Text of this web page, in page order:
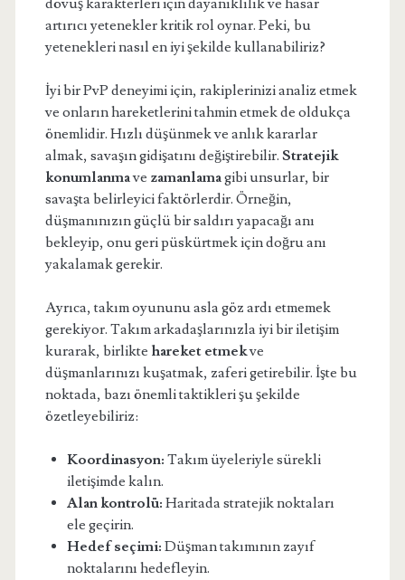
dövüş karakterleri için dayanıklılık ve hasar
artırıcı yetenekler kritik rol oynar. Peki, bu
yetenekleri nasıl en iyi şekilde kullanabiliriz?
İyi bir PvP deneyimi için, rakiplerinizi analiz etmek
ve onların hareketlerini tahmin etmek de oldukça
önemlidir. Hızlı düşünmek ve anlık kararlar
almak, savaşın gidişatını değiştirebilir. Stratejik
konumlanmave zamanlamagibi unsurlar, bir
savaşta belirleyici faktörlerdir. Örneğin,
düşmanınızın güçlü bir saldırı yapacağı anı
bekleyip, onu geri püskürtmek için doğru anı
yakalamak gerekir.
Ayrıca, takım oyununu asla göz ardı etmemek
gerekiyor. Takım arkadaşlarınızla iyi bir iletişim
kurarak, birlikte hareket etmekve
düşmanlarınızı kuşatmak, zaferi getirebilir. İşte bu
noktada, bazı önemli taktikleri şu şekilde
özetleyebiliriz:
Koordinasyon: Takım üyeleriyle sürekli
iletişimde kalın.
Alan kontrolü: Haritada stratejik noktaları
ele geçirin.
Hedef seçimi: Düşman takımının zayıf
noktalarını hedefleyin.